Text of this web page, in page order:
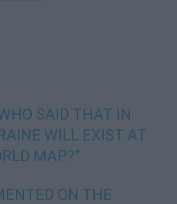
SAID THAT IN
WILL EXIST AT
MAP?”
ON THE